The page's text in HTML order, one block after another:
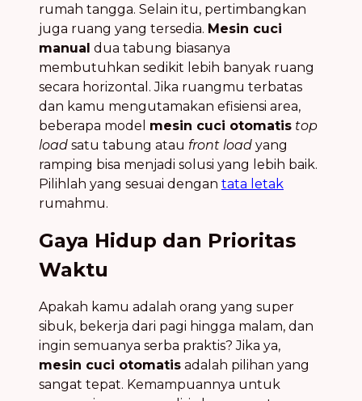
rumah tangga. Selain itu, pertimbangkan
juga ruang yang tersedia. Mesin cuci
manual dua tabung biasanya
membutuhkan sedikit lebih banyak ruang
secara horizontal. Jika ruangmu terbatas
dan kamu mengutamakan efisiensi area,
beberapa model mesin cuci otomatis top
load satu tabung atau front load yang
ramping bisa menjadi solusi yang lebih baik.
Pilihlah yang sesuai dengan tata letak
rumahmu.
Gaya Hidup dan Prioritas
Waktu
Apakah kamu adalah orang yang super
sibuk, bekerja dari pagi hingga malam, dan
ingin semuanya serba praktis? Jika ya,
mesin cuci otomatis adalah pilihan yang
sangat tepat. Kemampuannya untuk